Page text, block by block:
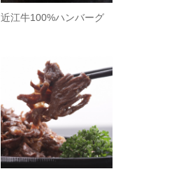
近江牛100%ハンバーグ